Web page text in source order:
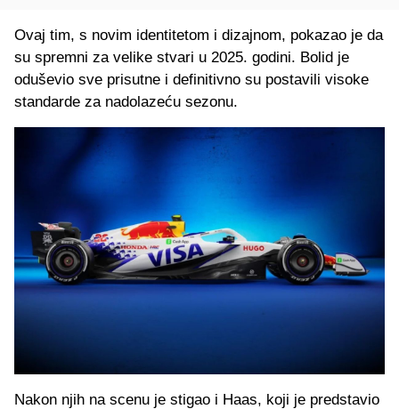
Ovaj tim, s novim identitetom i dizajnom, pokazao je da
su spremni za velike stvari u 2025. godini. Bolid je
oduševio sve prisutne i definitivno su postavili visoke
standarde za nadolazeću sezonu.
Nakon njih na scenu je stigao i Haas, koji je predstavio